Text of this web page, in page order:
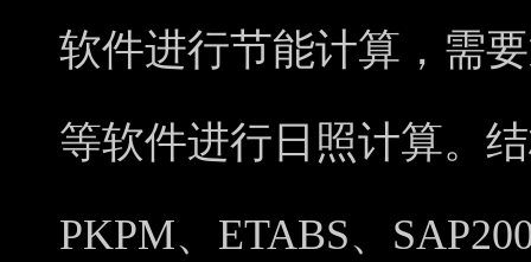
软件进行节能计算，需
等软件进行日照计算。
PKPM、ETABS、